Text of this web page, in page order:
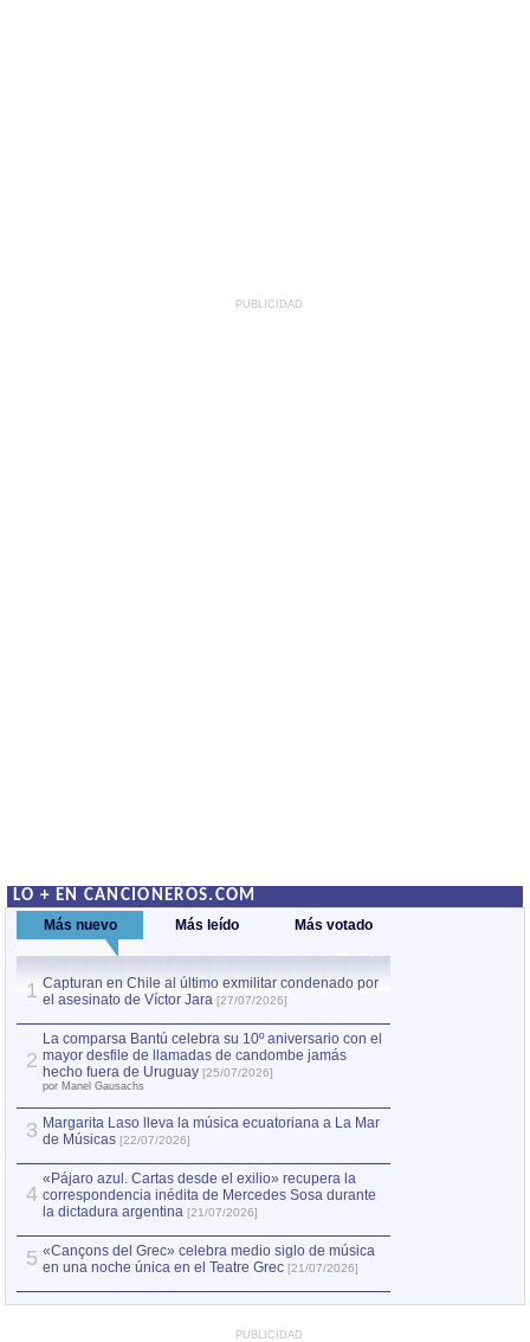
PUBLICIDAD
LO + EN CANCIONEROS.COM
Más nuevo Más leído Más votado
1 Capturan en Chile al último exmilitar condenado por
el asesinato de Víctor Jara [27/07/2026]
2
La comparsa Bantú celebra su 10º aniversario con el
mayor desfile de llamadas de candombe jamás
hecho fuera de Uruguay [25/07/2026]
por Manel Gausachs
3 Margarita Laso lleva la música ecuatoriana a La Mar
de Músicas [22/07/2026]
4
«Pájaro azul. Cartas desde el exilio» recupera la
correspondencia inédita de Mercedes Sosa durante
la dictadura argentina [21/07/2026]
5 «Cançons del Grec» celebra medio siglo de música
en una noche única en el Teatre Grec [21/07/2026]
PUBLICIDAD